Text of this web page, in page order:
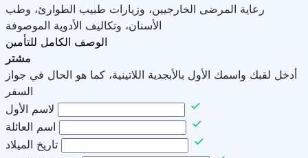
رعاية المرضى الخارجيين، وزيارات طبيب الطوارئ، وطب
الأسنان، وتكاليف الأدوية الموصوفة
الوصف الكامل للتأمين
مشتر
أدخل لقبك واسمك الأول بالأبجدية اللاتينية، كما هو الحال في جواز
السفر
لاسم الأول
اسم العائلة
تاريخ الميلاد